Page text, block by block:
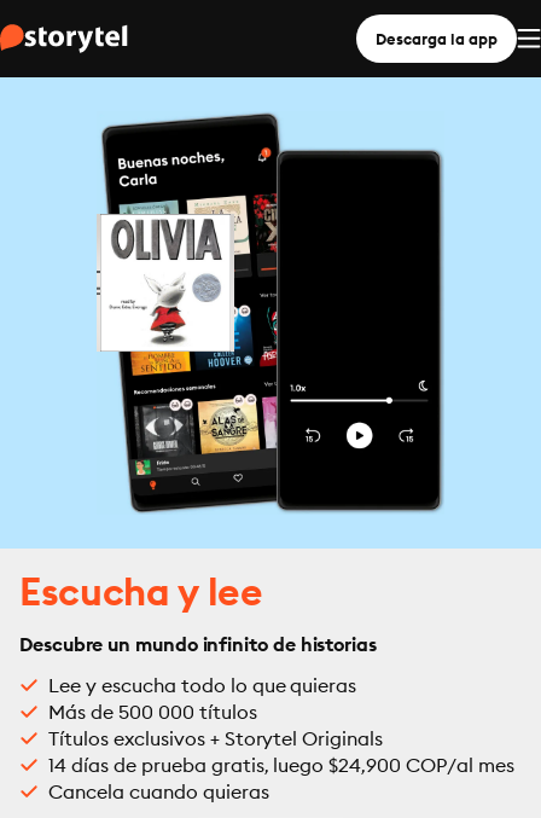
Descarga la app
Escucha y lee
Descubre un mundo infinito de historias
Lee y escucha todo lo que quieras
Más de 500 000 títulos
Títulos exclusivos + Storytel Originals
14 días de prueba gratis, luego $24,900 COP/al mes
Cancela cuando quieras